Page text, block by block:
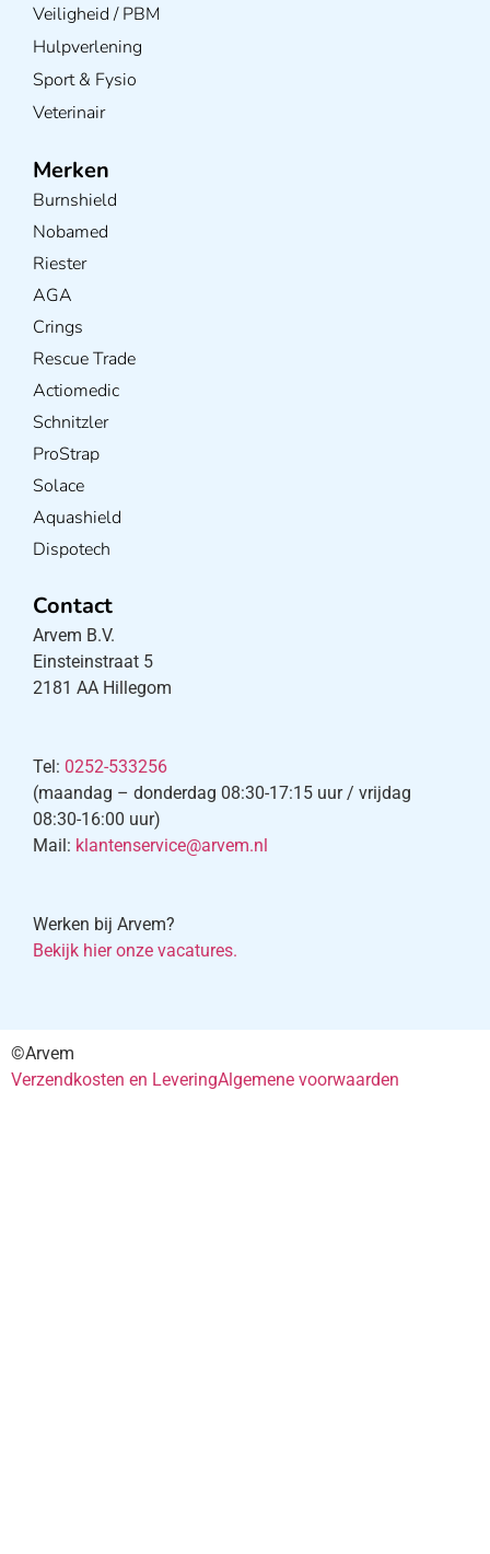
Veiligheid / PBM
Hulpverlening
Sport & Fysio
Veterinair
Merken
Burnshield
Nobamed
Riester
AGA
Crings
Rescue Trade
Actiomedic
Schnitzler
ProStrap
Solace
Aquashield
Dispotech
Contact
Arvem B.V.
Einsteinstraat 5
2181 AA Hillegom
Tel: 0252-533256
(maandag – donderdag 08:30-17:15 uur / vrijdag
08:30-16:00 uur)
Mail: klantenservice@arvem.nl
Werken bij Arvem?
Bekijk hier onze vacatures.
©Arvem
Verzendkosten en LeveringAlgemene voorwaarden